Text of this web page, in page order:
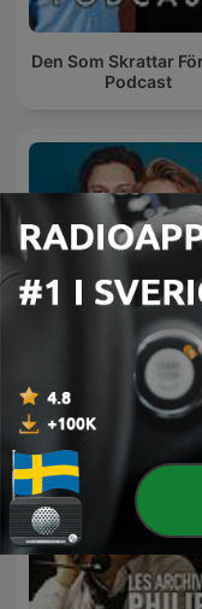
Den Som Skrattar
Podcast
VAFALLS